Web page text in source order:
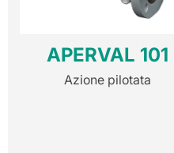
APERVAL 101
Azione pilotata